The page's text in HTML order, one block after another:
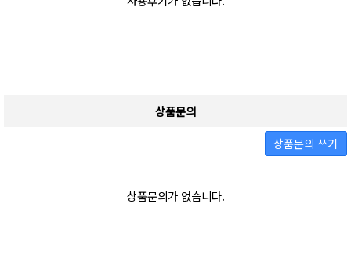
상품문의
상품문의 쓰기
상품문의가 없습니다.